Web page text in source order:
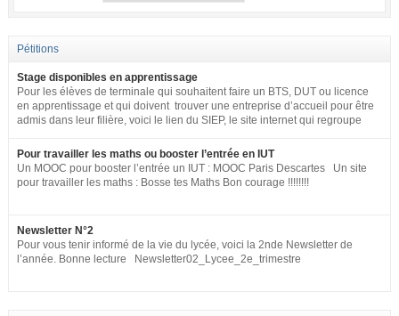
Pétitions
Stage disponibles en apprentissage
Pour les élèves de terminale qui souhaitent faire un BTS, DUT ou licence
en apprentissage et qui doivent trouver une entreprise d’accueil pour être
admis dans leur filière, voici le lien du SIEP, le site internet qui regroupe
pour toute la fonction publique + SNCF. http://www.fonction-
publique.gouv.fr/biep/bienvenue-sur-la-bourse-interministerielle-de-
lemploi-public
Pour travailler les maths ou booster l’entrée en IUT
Un MOOC pour booster l’entrée un IUT : MOOC Paris Descartes Un site
pour travailler les maths : Bosse tes Maths Bon courage !!!!!!!!
Newsletter N°2
Pour vous tenir informé de la vie du lycée, voici la 2nde Newsletter de
l’année. Bonne lecture Newsletter02_Lycee_2e_trimestre